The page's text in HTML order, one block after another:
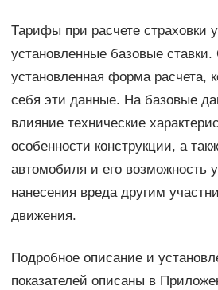
Тарифы при расчете страховки
установленные базовые
установленная форма расчета,
себя эти данные. На базовые
влияние технические
особенности конструкции, а
автомобиля и его возможность
нанесения вреда другим
движения.
Подробное описание и
показателей описаны в